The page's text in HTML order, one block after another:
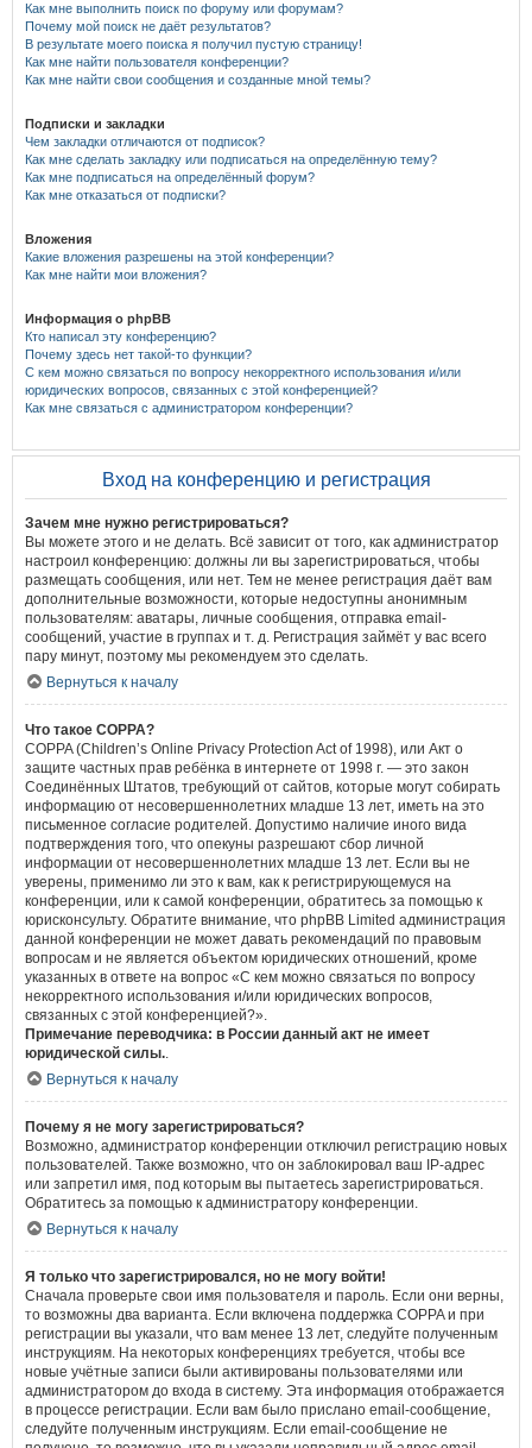
Как мне выполнить поиск по форуму или форумам?
Почему мой поиск не даёт результатов?
В результате моего поиска я получил пустую страницу!
Как мне найти пользователя конференции?
Как мне найти свои сообщения и созданные мной темы?
Подписки и закладки
Чем закладки отличаются от подписок?
Как мне сделать закладку или подписаться на определённую тему?
Как мне подписаться на определённый форум?
Как мне отказаться от подписки?
Вложения
Какие вложения разрешены на этой конференции?
Как мне найти мои вложения?
Информация о phpBB
Кто написал эту конференцию?
Почему здесь нет такой-то функции?
С кем можно связаться по вопросу некорректного использования и/или
юридических вопросов, связанных с этой конференцией?
Как мне связаться с администратором конференции?
Вход на конференцию и регистрация
Зачем мне нужно регистрироваться?
Вы можете этого и не делать. Всё зависит от того, как администратор
настроил конференцию: должны ли вы зарегистрироваться, чтобы
размещать сообщения, или нет. Тем не менее регистрация даёт вам
дополнительные возможности, которые недоступны анонимным
пользователям: аватары, личные сообщения, отправка email-
сообщений, участие в группах и т. д. Регистрация займёт у вас всего
пару минут, поэтому мы рекомендуем это сделать.
Вернуться к началу
Что такое COPPA?
COPPA (Children’s Online Privacy Protection Act of 1998), или Акт о
защите частных прав ребёнка в интернете от 1998 г. — это закон
Соединённых Штатов, требующий от сайтов, которые могут собирать
информацию от несовершеннолетних младше 13 лет, иметь на это
письменное согласие родителей. Допустимо наличие иного вида
подтверждения того, что опекуны разрешают сбор личной
информации от несовершеннолетних младше 13 лет. Если вы не
уверены, применимо ли это к вам, как к регистрирующемуся на
конференции, или к самой конференции, обратитесь за помощью к
юрисконсульту. Обратите внимание, что phpBB Limited администрация
данной конференции не может давать рекомендаций по правовым
вопросам и не является объектом юридических отношений, кроме
указанных в ответе на вопрос «С кем можно связаться по вопросу
некорректного использования и/или юридических вопросов,
связанных с этой конференцией?».
Примечание переводчика: в России данный акт не имеет
юридической силы..
Вернуться к началу
Почему я не могу зарегистрироваться?
Возможно, администратор конференции отключил регистрацию новых
пользователей. Также возможно, что он заблокировал ваш IP-адрес
или запретил имя, под которым вы пытаетесь зарегистрироваться.
Обратитесь за помощью к администратору конференции.
Вернуться к началу
Я только что зарегистрировался, но не могу войти!
Сначала проверьте свои имя пользователя и пароль. Если они верны,
то возможны два варианта. Если включена поддержка COPPA и при
регистрации вы указали, что вам менее 13 лет, следуйте полученным
инструкциям. На некоторых конференциях требуется, чтобы все
новые учётные записи были активированы пользователями или
администратором до входа в систему. Эта информация отображается
в процессе регистрации. Если вам было прислано email-сообщение,
следуйте полученным инструкциям. Если email-сообщение не